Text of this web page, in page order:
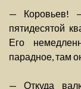
— Коровьев!
пятидесятой
Его
парадное, там
— Откуда